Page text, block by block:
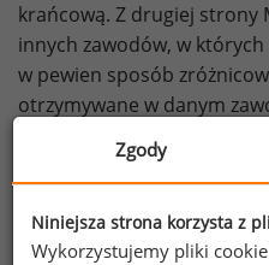
krańcową. Z drugiej strony
innych zawodów, w
w pewien sposób
otrzymywane w danym
na takim poziomie, by
w sektorze i nie zachęcać
względna stałość
Zgody
Niniejsza strona korzysta z
Wykorzystujemy pliki